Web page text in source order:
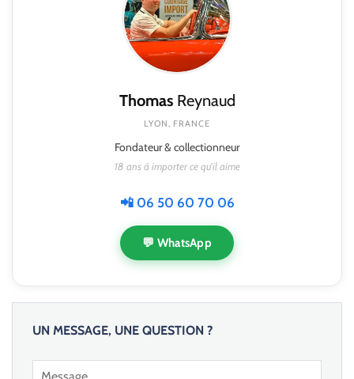
ThomasReynaud
LYON, FRANCE
Fondateur & collectionneur
18 ans à importer ce qu'il aime
📲 06 50 60 70 06
💬 WhatsApp
UN MESSAGE, UNE QUESTION ?